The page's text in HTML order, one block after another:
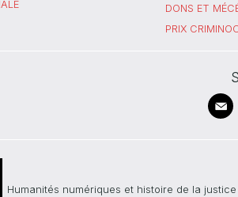
DONS ET
PRIX
Humanités numériques et histoire de la justice